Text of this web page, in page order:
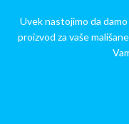
Uvek nastojimo da
proizvod za vaše